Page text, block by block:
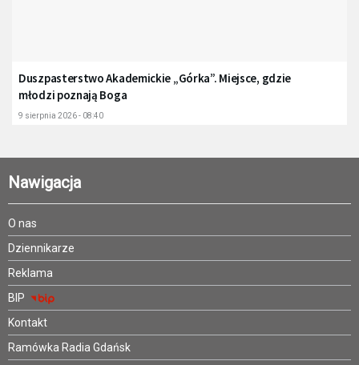
Duszpasterstwo Akademickie „Górka”. Miejsce, gdzie
młodzi poznają Boga
9 sierpnia 2026 - 08:40
Nawigacja
O nas
Dziennikarze
Reklama
BIP
Kontakt
Ramówka Radia Gdańsk